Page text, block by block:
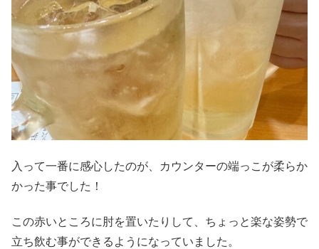
入って一番に感心したのが、カウンターの端っこが柔らか
かった事でした！
この赤いところに肘を置いたりして、ちょっと楽な姿勢で
立ち飲む事ができるようになっていました。